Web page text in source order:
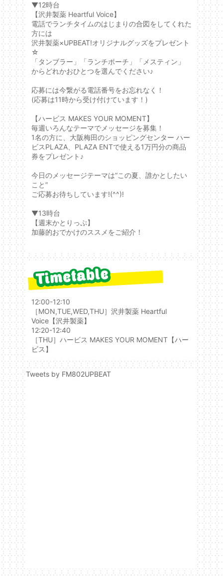
▼12時台
【沢井製薬 Heartful Voice】
電話でランチタイムのはじまりの合図をしてくれた
方には
沢井製薬×UPBEAT!オリジナルグッズをプレゼント
☆
「タンブラー」「ランチポーチ」「メスティン」
からどれかおひとつを選んでください♪
応募には今繋がる電話番号をお忘れなく！
(応募は11時から受け付けています！)
【ハービス MAKES YOUR MOMENT】
毎週いろんなテーマでメッセージを募集！
1名の方に、大阪梅田のショッピングセンター ハー
ビスPLAZA、PLAZA ENTで使える1万円分の商品
券をプレゼント♪
今日のメッセージテーマは“この夏、誰かとしたい
こと”
ご応募お待ちしています!(^^)!
▼13時台
【週末かとりっぷ】
加藤的おでかけのススメをご紹介！
12:00-12:10
［MON,TUE,WED,THU］ 沢井製薬 Heartful
Voice【沢井製薬】
12:20-12:40
［THU］ハービス MAKES YOUR MOMENT【ハー
ビス】
Tweets by FM802UPBEAT